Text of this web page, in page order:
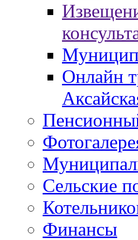
Онлайн
Сельские
Финансы